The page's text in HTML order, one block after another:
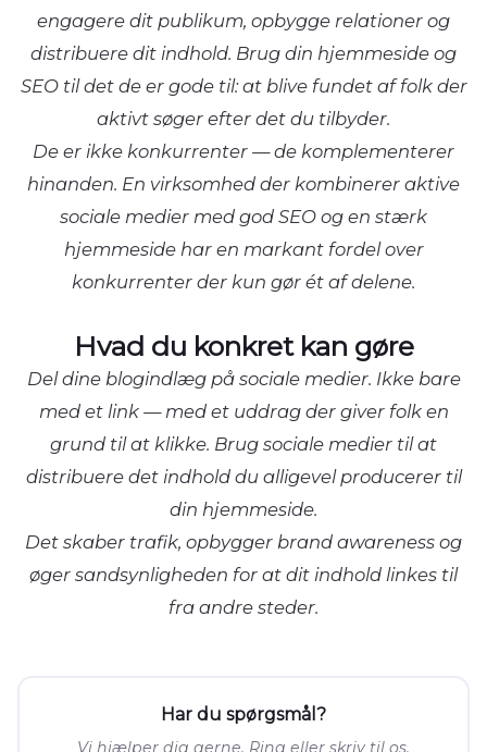
engagere dit publikum, opbygge relationer og
distribuere dit indhold. Brug din hjemmeside og
SEO til det de er gode til: at blive fundet af folk der
aktivt søger efter det du tilbyder.
De er ikke konkurrenter — de komplementerer
hinanden. En virksomhed der kombinerer aktive
sociale medier med god SEO og en stærk
hjemmeside har en markant fordel over
konkurrenter der kun gør ét af delene.
Hvad du konkret kan gøre
Del dine blogindlæg på sociale medier. Ikke bare
med et link — med et uddrag der giver folk en
grund til at klikke. Brug sociale medier til at
distribuere det indhold du alligevel producerer til
din hjemmeside.
Det skaber trafik, opbygger brand awareness og
øger sandsynligheden for at dit indhold linkes til
fra andre steder.
Har du spørgsmål?
Vi hjælper dig gerne. Ring eller skriv til os.